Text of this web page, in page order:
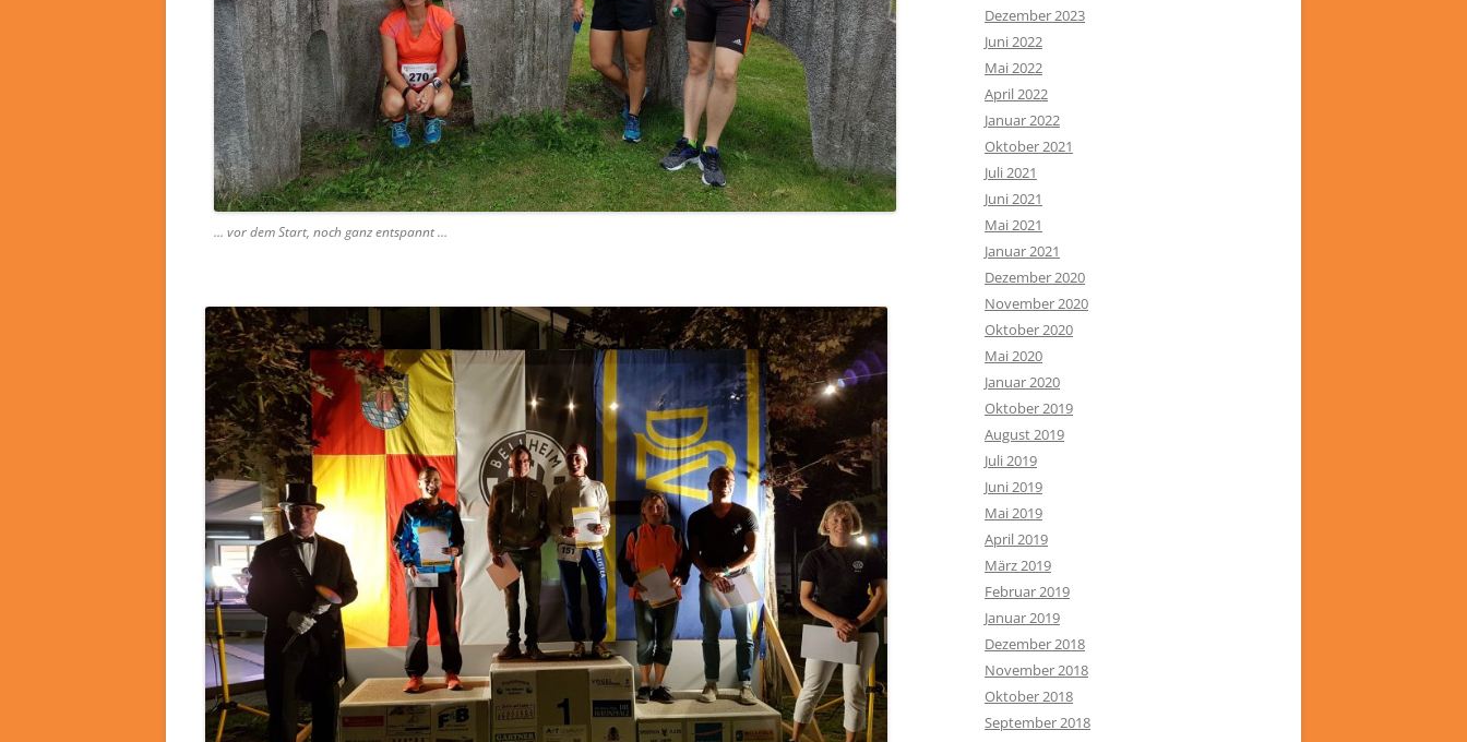
… vor dem Start, noch ganz entspannt …
Dezember 2023
Juni 2022
Mai 2022
April 2022
Januar 2022
Oktober 2021
Juli 2021
Juni 2021
Mai 2021
Januar 2021
Dezember 2020
November 2020
Oktober 2020
Mai 2020
Januar 2020
Oktober 2019
August 2019
Juli 2019
Juni 2019
Mai 2019
April 2019
März 2019
Februar 2019
Januar 2019
Dezember 2018
November 2018
Oktober 2018
September 2018